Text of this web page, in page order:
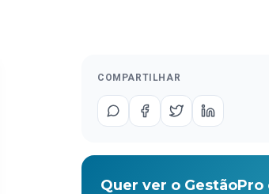
COMPARTILHAR
Quer ver o GestãoPro